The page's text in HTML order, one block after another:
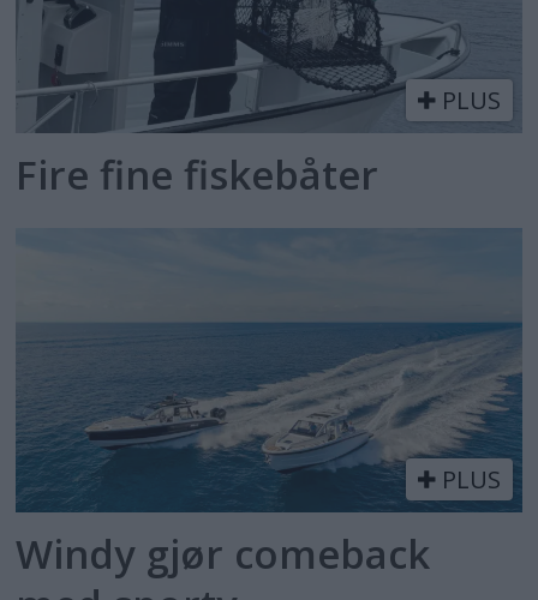
PLUS
Fire fine fiskebåter
PLUS
Windy gjør comeback